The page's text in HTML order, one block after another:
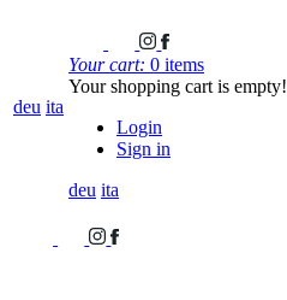
deu ita
Your cart: 0 items
Your shopping cart is empty!
Login
Sign in
deu ita